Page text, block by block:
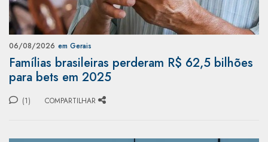
06/08/2026 em Gerais
Famílias brasileiras perderam R$ 62,5 bilhões
para bets em 2025
(1) COMPARTILHAR